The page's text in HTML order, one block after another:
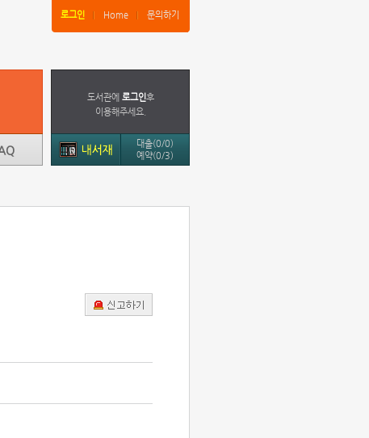
로그인 Home 문의하기
도서관에 로그인후
이용해주세요.
대출(0/0)
예약(0/3)